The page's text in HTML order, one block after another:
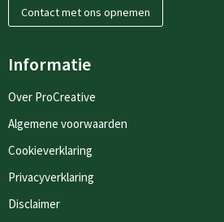
Contact met ons opnemen
Informatie
Over ProCreative
Algemene voorwaarden
Cookieverklaring
Privacyverklaring
Disclaimer